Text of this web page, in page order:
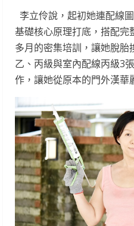
李立伶說，起初她連配線
基礎核心原理打底，搭配完
多月的密集培訓，讓她脫胎
乙、丙級與室內配線丙級3
作，讓她從原本的門外漢華